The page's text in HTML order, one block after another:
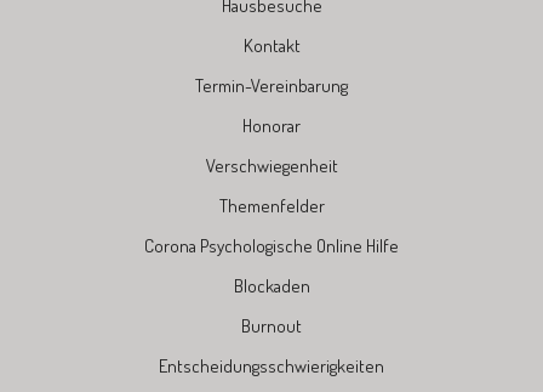
Hausbesuche
Kontakt
Termin-Vereinbarung
Honorar
Verschwiegenheit
Themenfelder
Corona Psychologische Online Hilfe
Blockaden
Burnout
Entscheidungsschwierigkeiten